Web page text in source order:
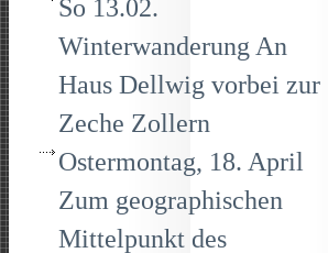
So 13.02.
Winterwanderung An
Haus Dellwig vorbei zur
Zeche Zollern
Ostermontag, 18. April
Zum geographischen
Mittelpunkt des